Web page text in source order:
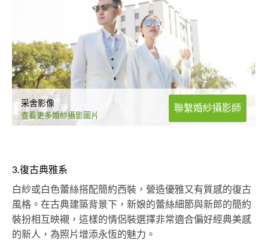
采舍影像
查看更多婚紗攝影圖片
聯繫婚紗攝影師
3.復古典雅系
白紗或白色蕾絲搭配簡約西裝，營造優雅又有質感的復古
風格。在古典建築背景下，新娘的蕾絲細節與新郎的簡約
裝扮相互映襯，這樣的情侶裝選擇非常適合偏好經典美感
的新人，為照片增添永恆的魅力。